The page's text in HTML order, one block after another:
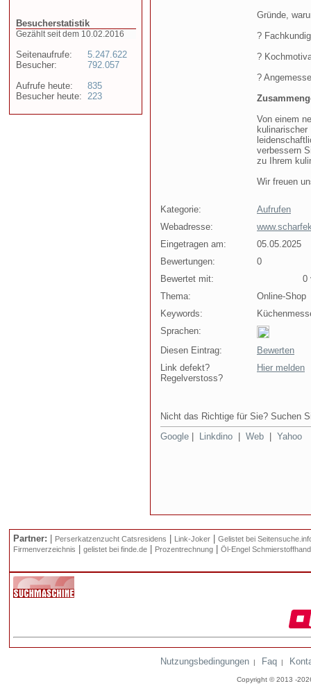
Besucherstatistik
Gezählt seit dem 10.02.2016
Seitenaufrufe:
Besucher:
Aufrufe heute:
Besucher heute:
5.247.622
792.057
835
223
Gründe,
?
?
?
Von einem
verbessern
zu Ihrem
Wir freuen
Kategorie:
Aufrufen
Webadresse:
Eingetragen am:
05.05.2025
Bewertungen:
0
Bewertet mit:
0
Thema:
Online-Shop
Keywords:
Sprachen:
Diesen Eintrag:
Bewerten
Link defekt?
Regelverstoss?
Hier melden
Nicht das Richtige für Sie? Suchen
Google
Linkdino Web Yahoo
Partner: Perserkatzenzucht Catsresidens Link-Joker
Gelistet bei
Firmenverzeichnis
gelistet bei finde.de Prozentrechnung Öl-Engel
Nutzungsbedingungen | Faq |
Copyright © 2013 -